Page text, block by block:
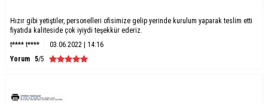
Hızır gibi yetiştiler, personelleri ofisimize gelip yerinde kurulum yaparak teslim etti
fiyatıda kaliteside çok iyiydi teşekkür ederiz.
t**** t****
03.06.2022 | 14:16
Yorum 5/5